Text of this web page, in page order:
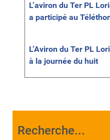
L’aviron du Ter PL
a participé au
L’Aviron du Ter PL
à la journée du huit
Recherche...